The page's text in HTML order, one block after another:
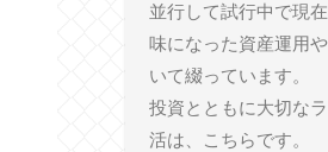
並行して試行中で現
味になった資産運用
いて綴っています。
投資とともに大切な
活は、こちらです。